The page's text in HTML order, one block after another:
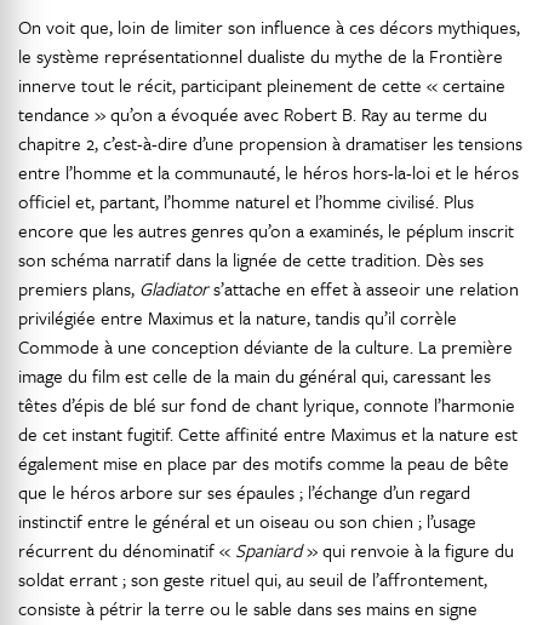
On voit que, loin de limiter son influence à ces décors mythiques,
le système représentationnel dualiste du mythe de la Frontière
innerve tout le récit, participant pleinement de cette « certaine
tendance » qu’on a évoquée avec Robert B. Ray au terme du
chapitre 2, c’est-à-dire d’une propension à dramatiser les tensions
entre l’homme et la communauté, le héros hors-la-loi et le héros
officiel et, partant, l’homme naturel et l’homme civilisé. Plus
encore que les autres genres qu’on a examinés, le péplum inscrit
son schéma narratif dans la lignée de cette tradition. Dès ses
premiers plans, Gladiators’attache en effet à asseoir une relation
privilégiée entre Maximus et la nature, tandis qu’il corrèle
Commode à une conception déviante de la culture. La première
image du film est celle de la main du général qui, caressant les
têtes d’épis de blé sur fond de chant lyrique, connote l’harmonie
de cet instant fugitif. Cette affinité entre Maximus et la nature est
également mise en place par des motifs comme la peau de bête
que le héros arbore sur ses épaules ; l’échange d’un regard
instinctif entre le général et un oiseau ou son chien ; l’usage
récurrent du dénominatif « Spaniard» qui renvoie à la figure du
soldat errant ; son geste rituel qui, au seuil de l’affrontement,
consiste à pétrir la terre ou le sable dans ses mains en signe